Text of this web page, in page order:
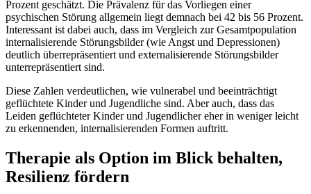
Prozent geschätzt. Die Prävalenz für das Vorliegen einer
psychischen Störung allgemein liegt demnach bei 42 bis 56 Prozent.
Interessant ist dabei auch, dass im Vergleich zur Gesamtpopulation
internalisierende Störungsbilder (wie Angst und Depressionen)
deutlich überrepräsentiert und externalisierende Störungsbilder
unterrepräsentiert sind.
Diese Zahlen verdeutlichen, wie vulnerabel und beeinträchtigt
geflüchtete Kinder und Jugendliche sind. Aber auch, dass das
Leiden geflüchteter Kinder und Jugendlicher eher in weniger leicht
zu erkennenden, internalisierenden Formen auftritt.
Therapie als Option im Blick behalten,
Resilienz fördern